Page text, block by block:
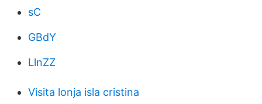
sC
GBdY
LlnZZ
Visita lonja isla cristina